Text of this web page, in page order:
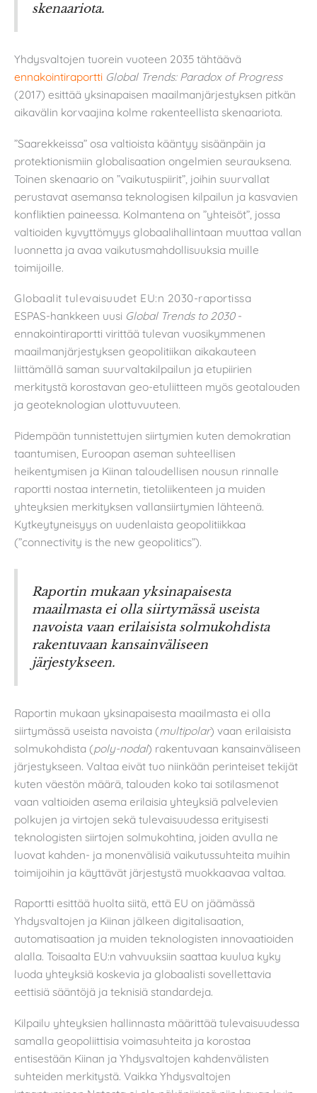
skenaariota.
Yhdysvaltojen tuorein vuoteen 2035 tähtäävä
ennakointiraportti Global Trends: Paradox of Progress
(2017) esittää yksinapaisen maailmanjärjestyksen pitkän
aikavälin korvaajina kolme rakenteellista skenaariota.
”Saarekkeissa” osa valtioista kääntyy sisäänpäin ja
protektionismiin globalisaation ongelmien seurauksena.
Toinen skenaario on ”vaikutuspiirit”, joihin suurvallat
perustavat asemansa teknologisen kilpailun ja kasvavien
konfliktien paineessa. Kolmantena on ”yhteisöt”, jossa
valtioiden kyvyttömyys globaalihallintaan muuttaa vallan
luonnetta ja avaa vaikutusmahdollisuuksia muille
toimijoille.
Globaalit tulevaisuudet EU:n 2030-raportissa
ESPAS-hankkeen uusi Global Trends to 2030-
ennakointiraportti virittää tulevan vuosikymmenen
maailmanjärjestyksen geopolitiikan aikakauteen
liittämällä saman suurvaltakilpailun ja etupiirien
merkitystä korostavan geo-etuliitteen myös geotalouden
ja geoteknologian ulottuvuuteen.
Pidempään tunnistettujen siirtymien kuten demokratian
taantumisen, Euroopan aseman suhteellisen
heikentymisen ja Kiinan taloudellisen nousun rinnalle
raportti nostaa internetin, tietoliikenteen ja muiden
yhteyksien merkityksen vallansiirtymien lähteenä.
Kytkeytyneisyys on uudenlaista geopolitiikkaa
(”connectivity is the new geopolitics”).
Raportin mukaan yksinapaisesta
maailmasta ei olla siirtymässä useista
navoista vaan erilaisista solmukohdista
rakentuvaan kansainväliseen
järjestykseen.
Raportin mukaan yksinapaisesta maailmasta ei olla
siirtymässä useista navoista (multipolar) vaan erilaisista
solmukohdista (poly-nodal) rakentuvaan kansainväliseen
järjestykseen. Valtaa eivät tuo niinkään perinteiset tekijät
kuten väestön määrä, talouden koko tai sotilasmenot
vaan valtioiden asema erilaisia yhteyksiä palvelevien
polkujen ja virtojen sekä tulevaisuudessa erityisesti
teknologisten siirtojen solmukohtina, joiden avulla ne
luovat kahden- ja monenvälisiä vaikutussuhteita muihin
toimijoihin ja käyttävät järjestystä muokkaavaa valtaa.
Raportti esittää huolta siitä, että EU on jäämässä
Yhdysvaltojen ja Kiinan jälkeen digitalisaation,
automatisaation ja muiden teknologisten innovaatioiden
alalla. Toisaalta EU:n vahvuuksiin saattaa kuulua kyky
luoda yhteyksiä koskevia ja globaalisti sovellettavia
eettisiä sääntöjä ja teknisiä standardeja.
Kilpailu yhteyksien hallinnasta määrittää tulevaisuudessa
samalla geopoliittisia voimasuhteita ja korostaa
entisestään Kiinan ja Yhdysvaltojen kahdenvälisten
suhteiden merkitystä. Vaikka Yhdysvaltojen